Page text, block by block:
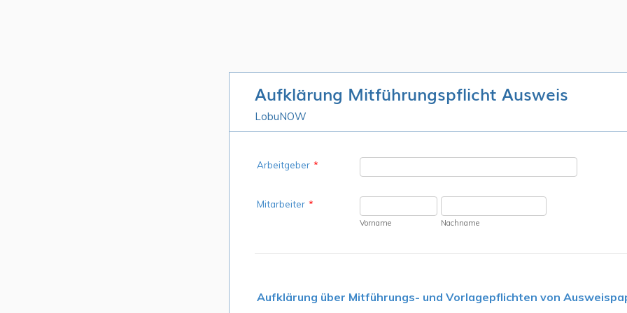
Aufklärung Mitführungspflicht Ausweis
LobuNOW
Arbeitgeber *
Mitarbeiter *
Vorname Nachname
Aufklärung über Mitführungs- und Vorlagepflichten von